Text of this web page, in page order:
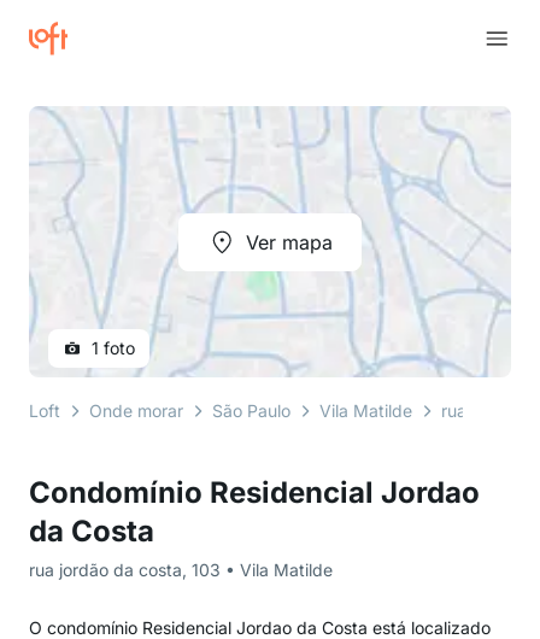
Condomínio Residencial Jordao
da Costa
rua jordão da costa, 103 • Vila Matilde
O condomínio Residencial Jordao da Costa está localizado
Ver mapa
1 foto
Loft Onde morar São Paulo Vila Matilde rua jordão